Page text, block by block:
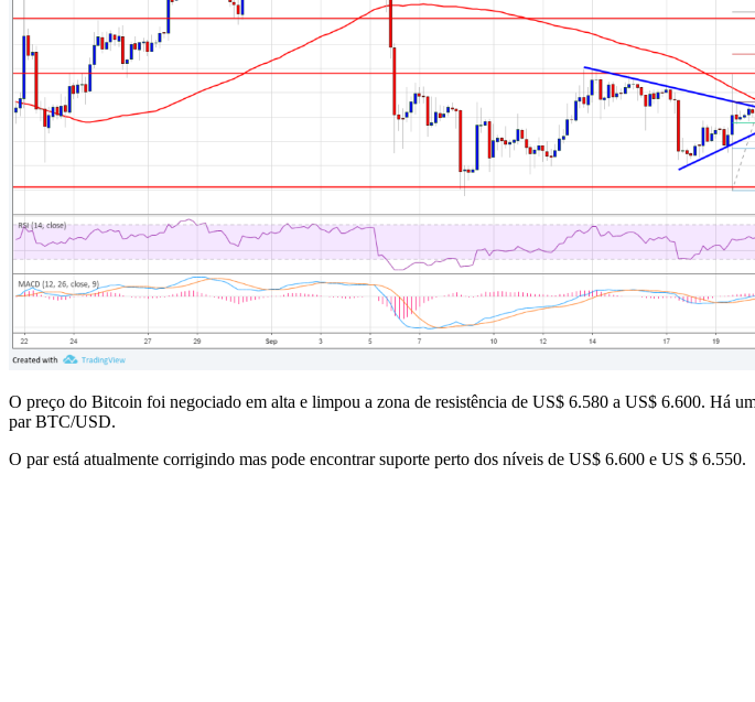
O preço do Bitcoin foi negociado em alta e limpou a zona de resistência de US$ 6.580 a US$ 6.600. Há
par BTC/USD.
O par está atualmente corrigindo mas pode encontrar suporte perto dos níveis de US$ 6.600 e US $ 6.550.